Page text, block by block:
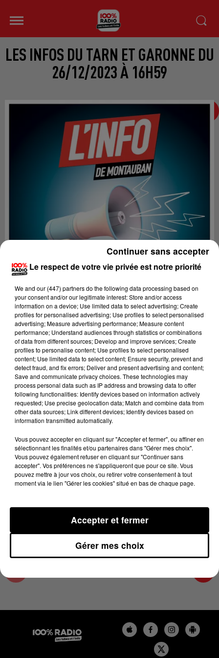
LES INFOS DU TARN ET GARONNE DU
26/12/2023 À 16H59
Lecture (4 min 20 sec)
100%
100% Radio les infos du Tarn et Garonne
26 décembre 2023 - 4 min 20 sec
LES INFOS DU TARN ET GARONNE DU
26/12/2023 À 16H59
Podcasts infos du Tarn et Garonne
Le respect de votre vie privée est notre priorité
We and our (447) partnersdo the following data processing based on
your consent and/or our legitimate interest: Store and/or access
information on a device; Use limited data to select advertising; Create
profiles for personalised advertising; Use profiles to select personalised
advertising; Measure advertising performance; Measure content
performance; Understand audiences through statistics or combinations
of data from different sources; Develop and improve services; Create
profiles to personalise content; Use profiles to select personalised
content; Use limited data to select content; Ensure security, prevent and
detect fraud, and fix errors; Deliver and present advertising and content;
Save and communicate privacy choices. These technologies may
process personal data such as IP address and browsing data to offer
following functionalities: Identify devices based on information actively
requested; Use precise geolocation data; Match and combine data from
other data sources; Link different devices; Identify devices based on
information transmitted automatically.
Vous pouvez accepter en cliquant sur "Accepter et fermer", ou affiner en
sélectionnant les finalités et/ou partenaires dans "Gérer mes choix".
Vous pouvez également refuser en cliquant sur "Continuer sans
accepter". Vos préférences ne s'appliqueront que pour ce site. Vous
pouvez mettre à jour vos choix, ou retirer votre consentement à tout
moment via le lien "Gérer les cookies" situé en bas de chaque page.
Gérer mes choix
Accepter et fermer
Continuer sans accepter